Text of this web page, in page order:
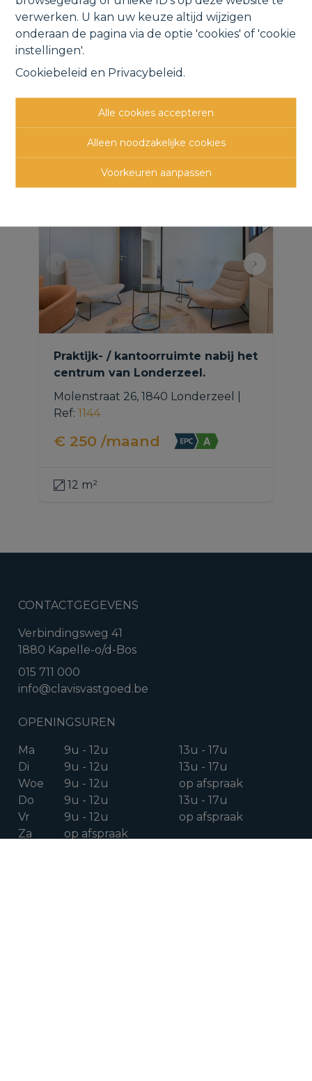
verwerken. U kan uw keuze altijd wijzigen
onderaan de pagina via de optie 'cookies' of 'cookie
instellingen'.
Cookiebeleid en Privacybeleid .
Alle cookies accepteren
Alleen noodzakelijke cookies
Voorkeuren aanpassen
Vorige Lijst Volgende
Andere interessante
panden
Praktijk- / kantoorruimte nabij het
centrum van Londerzeel.
Molenstraat 26, 1840 Londerzeel
Ref: 1144
€ 250 /maand
12 m²
CONTACTGEGEVENS
Verbindingsweg 41
1880 Kapelle-o/d-Bos
015 711 000
info@clavisvastgoed.be
OPENINGSUREN
Ma 9u - 12u
13u - 17u
Di
9u - 12u
13u - 17u
Woe
9u - 12u
op afspraak
Do
9u - 12u
13u - 17u
Vr
9u - 12u
op afspraak
Za
op afspraak